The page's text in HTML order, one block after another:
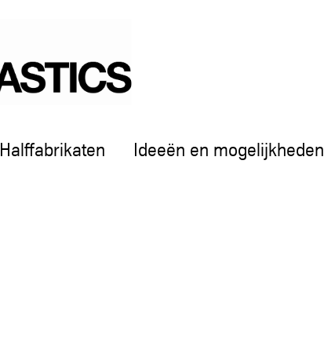
Halffabrikaten Ideeën en mogelijkheden